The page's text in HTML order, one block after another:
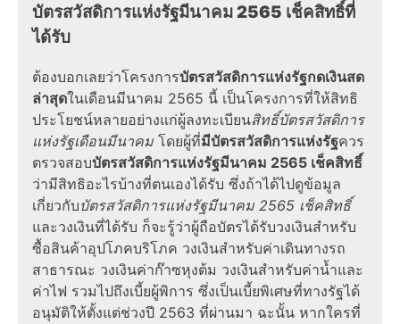
บัตรสวัสดิการแห่งรัฐมีนาคม 2565 เช็คสิทธิ์ที่
ได้รับ
ต้องบอกเลยว่าโครงการบัตรสวัสดิการแห่งรัฐกดเงินสด
ล่าสุดในเดือนมีนาคม 2565 นี้ เป็นโครงการที่ให้สิทธิ
ประโยชน์หลายอย่างแก่ผู้ลงทะเบียนสิทธิ์บัตรสวัสดิการ
แห่งรัฐเดือนมีนาคม โดยผู้ที่มีบัตรสวัสดิการแห่งรัฐควร
ตรวจสอบบัตรสวัสดิการแห่งรัฐมีนาคม 2565 เช็คสิทธิ์
ว่ามีสิทธิอะไรบ้างที่ตนเองได้รับ ซึ่งถ้าได้ไปดูข้อมูล
เกี่ยวกับบัตรสวัสดิการแห่งรัฐมีนาคม 2565 เช็คสิทธิ์
และวงเงินที่ได้รับ ก็จะรู้ว่าผู้ถือบัตรได้รับวงเงินสำหรับ
ซื้อสินค้าอุปโภคบริโภค วงเงินสำหรับค่าเดินทางรถ
สาธารณะ วงเงินค่าก๊าซหุงต้ม วงเงินสำหรับค่าน้ำและ
ค่าไฟ รวมไปถึงเบี้ยผู้พิการ ซึ่งเป็นเบี้ยพิเศษที่ทางรัฐได้
อนุมัติให้ตั้งแต่ช่วงปี 2563 ที่ผ่านมา ฉะนั้น หากใครที่